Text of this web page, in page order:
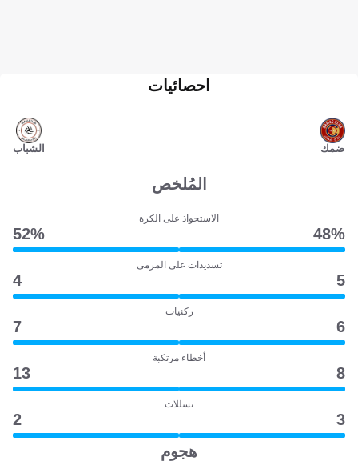
ضمك
احصائيات
الشباب
المُلخص
الاستحواذ على الكرة
48‎%‎
52‎%‎
تسديدات على المرمى
5
4
ركنيات
6
7
أخطاء مرتكبة
8
13
تسللات
3
2
هجوم